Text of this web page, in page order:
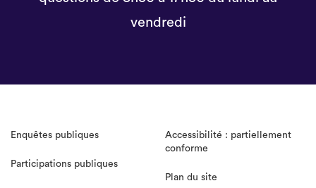
vendredi
Enquêtes publiques
Participations publiques
Accessibilité : partiellement
conforme
Plan du site